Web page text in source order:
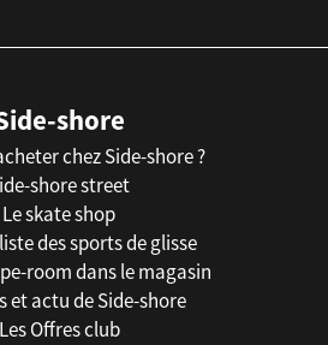
shore
chez Side-shore ?
shore street
Le skate shop
des sports de glisse
room dans le magasin
et actu de Side-shore
Les Offres club